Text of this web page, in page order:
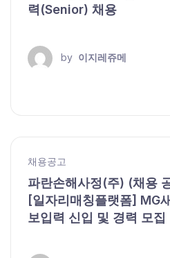
력(Senior) 채용
by 이지레쥬메
채용공고
파란손해사정(주) (채용
[일자리매칭플랫폼] MG
보입력 신입 및 경력 모집